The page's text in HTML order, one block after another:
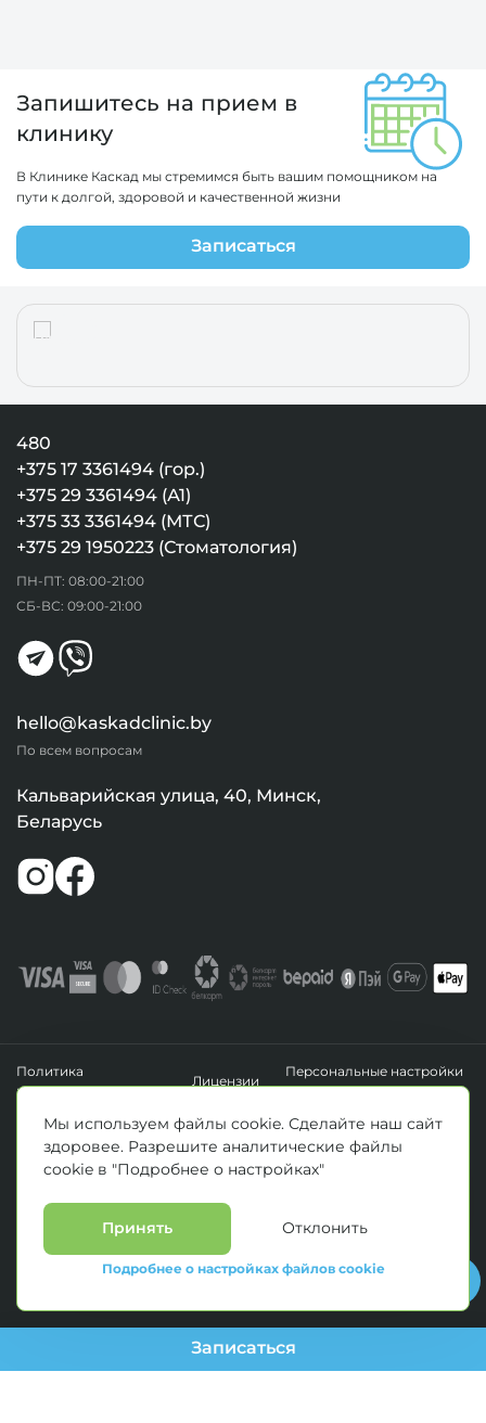
Записаться
Запишитесь на прием в
клинику
В Клинике Каскад мы стремимся быть вашим помощником на
пути к долгой, здоровой и качественной жизни
Записаться
480
+375 17 3361494 (гор.)
+375 29 3361494 (А1)
+375 33 3361494 (МТС)
+375 29 1950223 (Стоматология)
ПН-ПТ: 08:00-21:00
СБ-ВС: 09:00-21:00
hello@kaskadclinic.by
По всем вопросам
Кальварийская улица, 40, Минск,
Беларусь
Политика
конфиденциальности
Лицензии
Персональные настройки
файлов cookie
Зарегистрировано Минским горисполкомом 14.04.2020 г.
© Все права защищены 2026. ООО «Клиника Каскад»
Материалы, размещенные на данной странице, носят информационный
должны использовать их в качестве медицинских рекомендаций.
Определение диагноза и выбор методики лечения остается исключительной
прерогативой вашего лечащего врача! * Цены, указанные на сайте
приведены как справочная информация и не являются публичной офертой.
С полным прейскурантом на оказываемые медицинские услуги можно
Мы используем файлы cookie. Сделайте наш сайт
здоровее. Разрешите аналитические файлы
cookie в "Подробнее о настройках"
Принять Отклонить
Подробнее о настройках файлов cookie